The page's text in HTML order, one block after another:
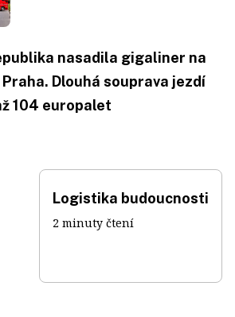
nasadila gigaliner na
Dlouhá souprava jezdí
104 europalet
Logistika budoucnosti
2 minuty čtení